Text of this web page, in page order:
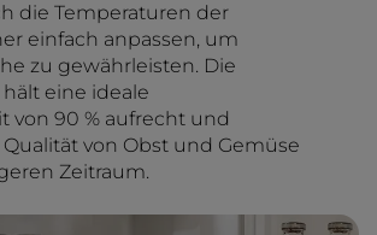
die Temperaturen der
einfach anpassen, um
zu gewährleisten. Die
eine ideale
von 90 % aufrecht und
von Obst und Gemüse
Zeitraum.